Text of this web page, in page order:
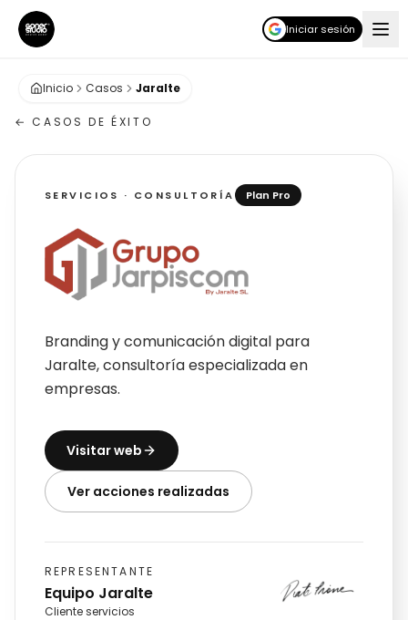
Iniciar sesión
Inicio Casos Jaralte
← CASOS DE ÉXITO
SERVICIOS · CONSULTORÍA Plan Pro
Branding y comunicación digital para
Jaralte, consultoría especializada en
empresas.
Visitar web
Ver acciones realizadas
REPRESENTANTE
Equipo Jaralte
Cliente servicios